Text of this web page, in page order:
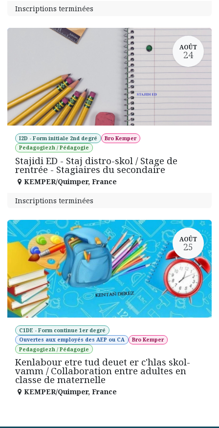
Inscriptions terminées
AOÛT
24
I2D - Form initiale 2nd degré
Bro Kemper
Pedagogiezh / Pédagogie
Stajidi ED - Staj distro-skol / Stage de
rentrée - Stagiaires du secondaire
KEMPER/Quimper, France
Inscriptions terminées
AOÛT
25
C1DE - Form continue 1er degré
Ouvertes aux employés des AEP ou CA
Bro Kemper
Pedagogiezh / Pédagogie
Kenlabour etre tud deuet er c'hlas skol-
vamm / Collaboration entre adultes en
classe de maternelle
KEMPER/Quimper, France